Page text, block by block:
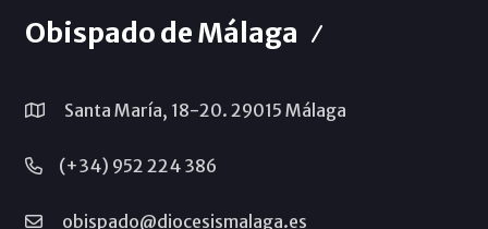
Obispado de Málaga
Santa María, 18-20. 29015 Málaga
(+34) 952 224 386
obispado@diocesismalaga.es